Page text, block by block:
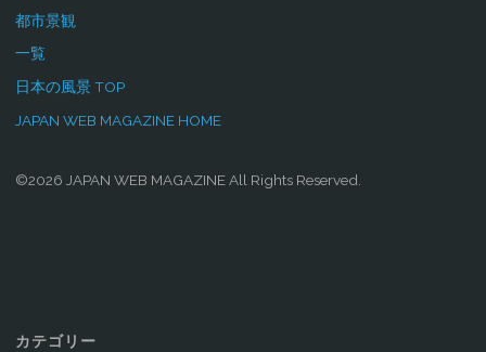
都市景観
一覧
日本の風景 TOP
JAPAN WEB MAGAZINE HOME
©2026 JAPAN WEB MAGAZINE All Rights Reserved.
カテゴリー